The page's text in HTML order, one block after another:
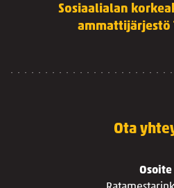
Sosiaalialan
ammattijärjestö
Ota
Osoite